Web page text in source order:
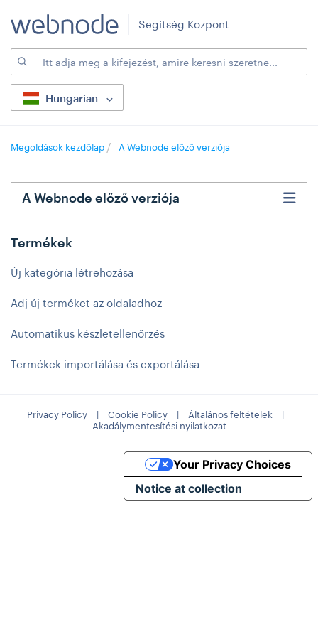
Segítség Központ
Hungarian
Megoldások kezdőlap A Webnode előző verziója
Termékek
Új kategória létrehozása
Adj új terméket az oldaladhoz
Automatikus készletellenőrzés
Termékek importálása és exportálása
A Webnode előző verziója
Privacy Policy | Cookie Policy | Általános feltételek
|
Akadálymentesítési nyilatkozat
Notice at collection
Your Privacy Choices